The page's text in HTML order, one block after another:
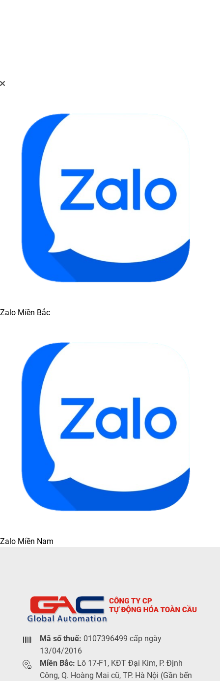
Zalo Miền Bắc
Zalo Miền Nam
Mã số thuế: 0107396499 cấp ngày
13/04/2016
Miền Bắc: Lô 17-F1, KĐT Đại Kim, P. Định
Công, Q. Hoàng Mai cũ, TP. Hà Nội (Gần bến